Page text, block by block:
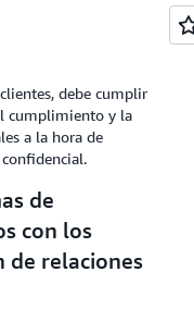
debe cumplir
cumplimiento y la
a la hora de
de
con los
de relaciones